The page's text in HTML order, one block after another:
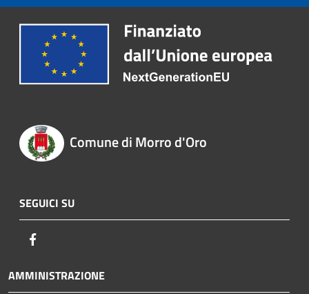
Comune di Morro d'Oro
SEGUICI SU
AMMINISTRAZIONE